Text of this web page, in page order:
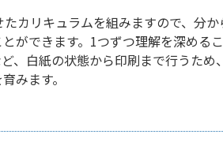
カリキュラムを組みますので、分
ができます。1つずつ理解を深める
、白紙の状態から印刷まで行うため
みます。